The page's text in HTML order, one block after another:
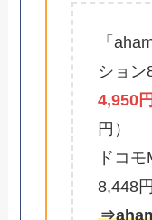
「
ション
4,950円
円）
ドコ
8,448円